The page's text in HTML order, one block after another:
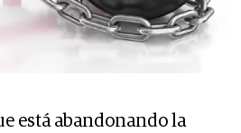
está abandonando la